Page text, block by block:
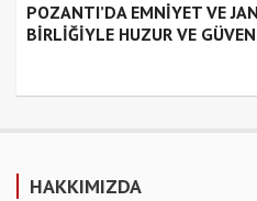
POZANTI’DA EMNİYET VE
BİRLİĞİYLE HUZUR VE
HAKKIMIZDA